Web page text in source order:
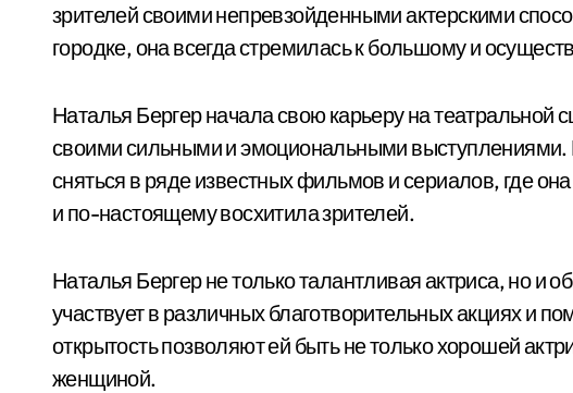
зрителей своими непревзойденными актерскими
городке, она всегда стремилась к большому и
Наталья Бергер начала свою карьеру на театральной
своими сильными и эмоциональными выступлениями.
сняться в ряде известных фильмов и сериалов, где
и по-настоящему восхитила зрителей.
Наталья Бергер не только талантливая актриса, но и
участвует в различных благотворительных акциях и
открытость позволяют ей быть не только хорошей
женщиной.